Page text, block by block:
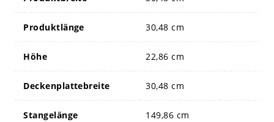
Produktlänge 30,48 cm
Höhe 22,86 cm
Deckenplattebreite 30,48 cm
Stangelänge 149,86 cm